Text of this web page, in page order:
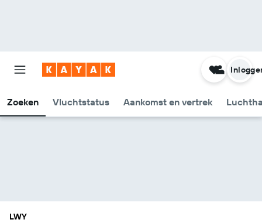
Zoeken Vluchtstatus Aankomst en vertrek
LWY